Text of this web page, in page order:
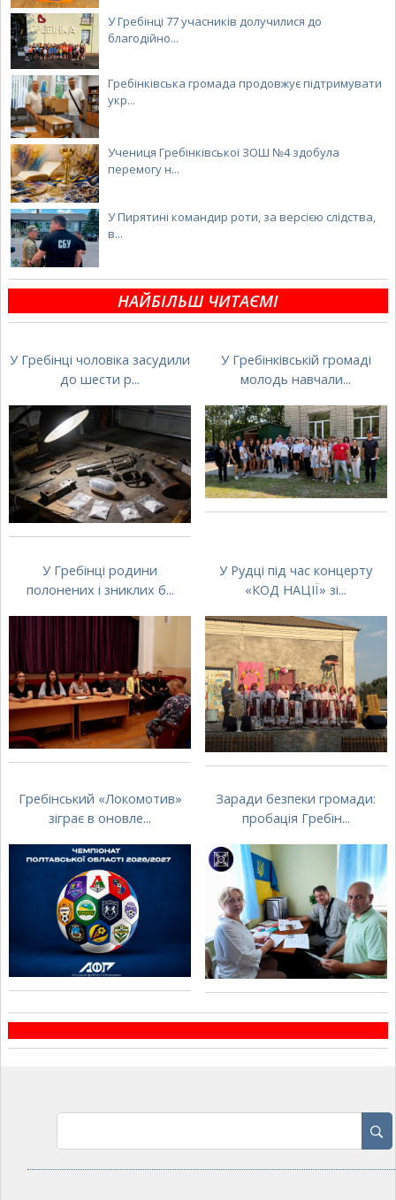
У Гребінці 77 учасників долучилися до
благодійно...
Гребінківська громада продовжує підтримувати
укр...
Учениця Гребінківської ЗОШ №4 здобула
перемогу н...
У Пирятині командир роти, за версією слідства,
в...
НАЙБІЛЬШ ЧИТАЄМІ
У Гребінці чоловіка засудили
до шести р...
У Гребінківській громаді
молодь навчали...
У Гребінці родини
полонених і зниклих б...
У Рудці під час концерту
«КОД НАЦІЇ» зі...
Гребінський «Локомотив»
зіграє в оновле...
Заради безпеки громади:
пробація Гребін...